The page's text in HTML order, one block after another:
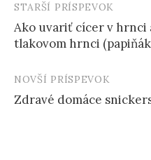
Post
navigation
STARŠÍ PRÍSPEVOK
Ako uvariť cícer v hrnci
tlakovom hrnci
NOVŠÍ PRÍSPEVOK
Zdravé domáce